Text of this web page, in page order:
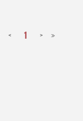
< 1 > ≫